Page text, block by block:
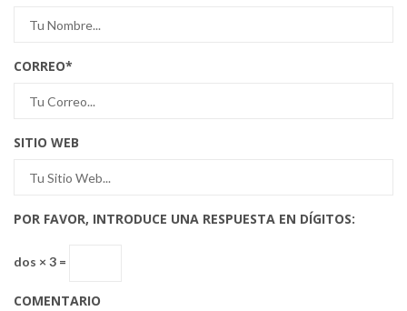
CORREO*
SITIO WEB
POR FAVOR, INTRODUCE UNA RESPUESTA EN DÍGITOS:
dos × 3 =
COMENTARIO